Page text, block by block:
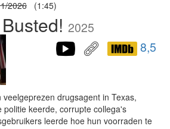
2026 (1:45)
2025
8,5
drugsagent in Texas,
politie keerde, corrupte collega's
leerde hoe hun voorraden te